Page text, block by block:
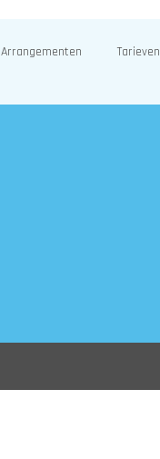
Arrangementen Tarieven